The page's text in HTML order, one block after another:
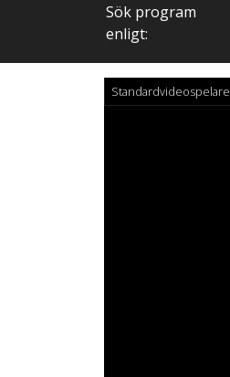
Sök program
enligt:
Standardvideospelare